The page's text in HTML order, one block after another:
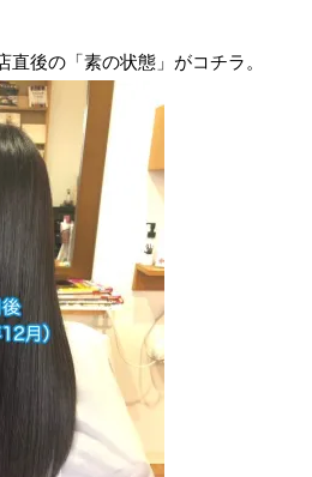
直後の「素の状態」がコチラ。